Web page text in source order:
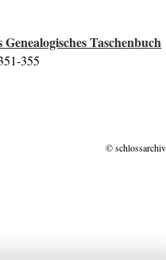
Genealogisches Taschenbuch
355
©